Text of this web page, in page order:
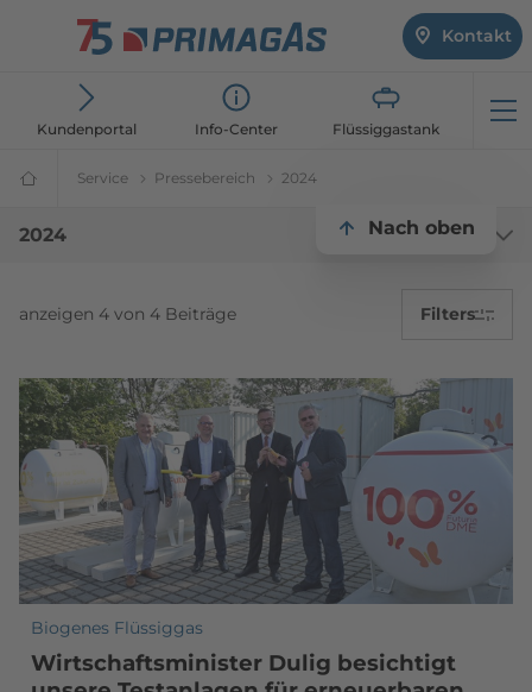
Kontakt
Kundenportal Info-Center Flüssiggastank
Nach oben
Flüssiggasanbieter
Service Über PRIMAGAS
Pressebereich Pressebereich | PRIMAGAS®
2024
2024
2024
anzeigen 4 von 4 Beiträge Filters
Biogenes Flüssiggas
Wirtschaftsminister Dulig besichtigt